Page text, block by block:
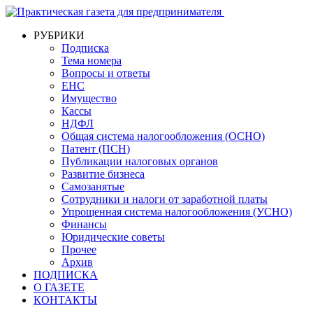
РУБРИКИ
Подписка
Тема номера
Вопросы и ответы
ЕНС
Имущество
Кассы
НДФЛ
Общая система налогообложения (ОСНО)
Патент (ПСН)
Публикации налоговых органов
Развитие бизнеса
Самозанятые
Сотрудники и налоги от заработной платы
Упрощенная система налогообложения (УСНО)
Финансы
Юридические советы
Прочее
Архив
ПОДПИСКА
О ГАЗЕТЕ
КОНТАКТЫ